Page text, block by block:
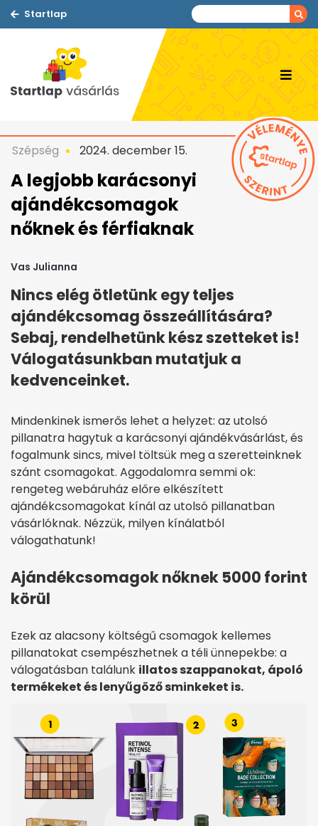
Startlap
Szépség 2024. december 15.
A legjobb karácsonyi
ajándékcsomagok
nőknek és férfiaknak
Vas Julianna
Nincs elég ötletünk egy teljes
ajándékcsomag összeállítására?
Sebaj, rendelhetünk kész szetteket is!
Válogatásunkban mutatjuk a
kedvenceinket.
Mindenkinek ismerős lehet a helyzet: az utolsó
pillanatra hagytuk a karácsonyi ajándékvásárlást, és
fogalmunk sincs, mivel töltsük meg a szeretteinknek
szánt csomagokat. Aggodalomra semmi ok:
rengeteg webáruház előre elkészített
ajándékcsomagokat kínál az utolsó pillanatban
vásárlóknak. Nézzük, milyen kínálatból
válogathatunk!
Ajándékcsomagok nőknek 5000 forint
körül
Ezek az alacsony költségű csomagok kellemes
pillanatokat csempészhetnek a téli ünnepekbe: a
válogatásban találunk illatos szappanokat, ápoló
termékeket és lenyűgöző sminkeket is.